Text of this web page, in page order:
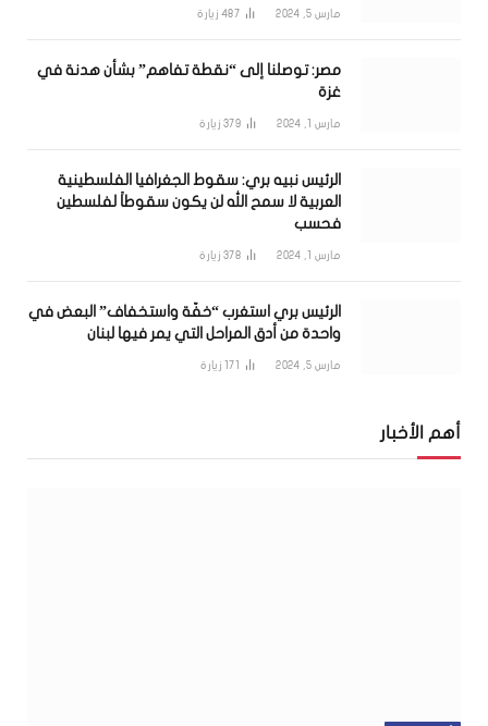
مارس 5, 2024 487 زيارة
مصر: توصلنا إلى “نقطة تفاهم” بشأن هدنة في
غزة
مارس 1, 2024 379 زيارة
الرئيس نبيه بري: سقوط الجغرافيا الفلسطينية
العربية لا سمح الله لن يكون سقوطاً لفلسطين
فحسب
مارس 1, 2024 378 زيارة
الرئيس بري استغرب “خفّة واستخفاف” البعض في
واحدة من أدق المراحل التي يمر فيها لبنان
مارس 5, 2024 171 زيارة
أهم الأخبار